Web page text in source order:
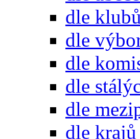
dle klubů
dle
dle
dle
dle
dle krajů